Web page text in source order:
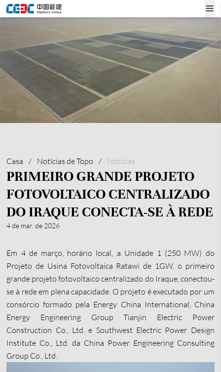
Casa / Notícias de Topo / Notícias
PRIMEIRO GRANDE PROJETO
FOTOVOLTAICO CENTRALIZADO
DO IRAQUE CONECTA-SE À REDE
4 de mar. de 2026
Em 4 de março, horário local, a Unidade 1 (250 MW) do
Projeto de Usina Fotovoltaica Ratawi de 1GW, o primeiro
grande projeto fotovoltaico centralizado do Iraque, conectou-
se à rede em plena capacidade. O projeto é executado por um
consórcio formado pela Energy China International, China
Energy Engineering Group Tianjin Electric Power
Construction Co., Ltd. e Southwest Electric Power Design
Institute Co., Ltd. da China Power Engineering Consulting
Group Co., Ltd.